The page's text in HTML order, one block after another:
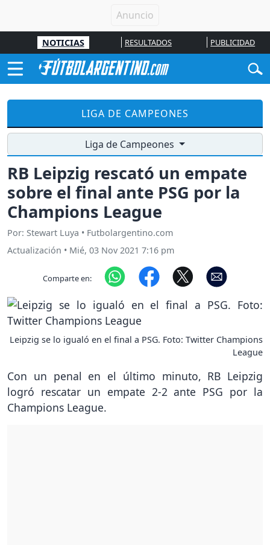
NOTICIAS RESULTADOS PUBLICIDAD
LIGA DE CAMPEONES
Liga de Campeones
RB Leipzig rescató un empate
sobre el final ante PSG por la
Champions League
Por: Stewart Luya • Futbolargentino.com
Actualización • Mié, 03 Nov 2021 7:16 pm
Comparte en:
Leipzig se lo igualó en el final a PSG. Foto: Twitter Champions
League
Con un penal en el último minuto, RB Leipzig
logró rescatar un empate 2-2 ante PSG por la
Champions League.